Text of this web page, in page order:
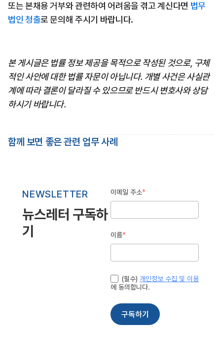
또는 본채용 거부와 관련하여 어려움을 겪고 계신다면 법무
법인 청출로 문의해 주시기 바랍니다.
본 게시글은 법률 정보 제공을 목적으로 작성된 것으로, 구체
적인 사안에 대한 법률 자문이 아닙니다. 개별 사건은 사실관
계에 따라 결론이 달라질 수 있으므로 반드시 변호사와 상담
하시기 바랍니다.
함께 보면 좋은 관련 업무 사례